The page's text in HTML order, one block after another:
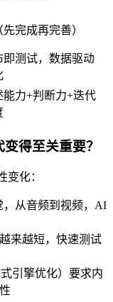
完成再完善）
即测试，数据驱动
能力+判断力+迭代
得至关重要？
变化：
，从音频到视频，AI
来越短，快速测试
引擎优化）要求内